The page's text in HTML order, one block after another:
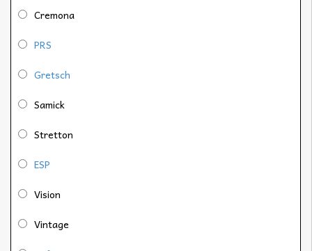
Cremona
PRS
Gretsch
Samick
Stretton
ESP
Vision
Vintage